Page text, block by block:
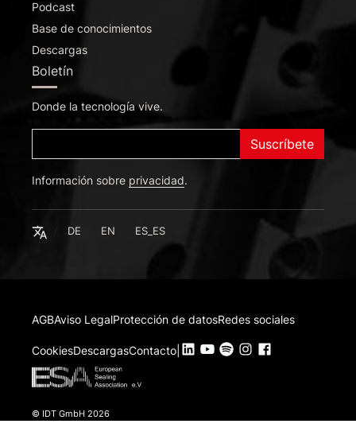
Podcast
Base de conocimientos
Descargas
Boletín
Donde la tecnología vive.
Deutsch
English
Español
Suscríbete
Información sobre privacidad.
Español
DE EN ES_ES
AGBAviso LegalProtección de datosRedes sociales
CookiesDescargasContacto
© IDT GmbH 2026